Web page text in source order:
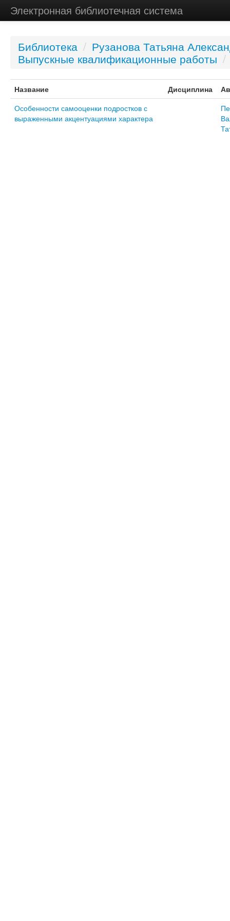
Электронная библиотечная система
Библиотека / Рузанова Татьяна
Выпускные квалификационные работы /
Название Дисциплина
Особенности самооценки подростков с
выраженными акцентуациями характера